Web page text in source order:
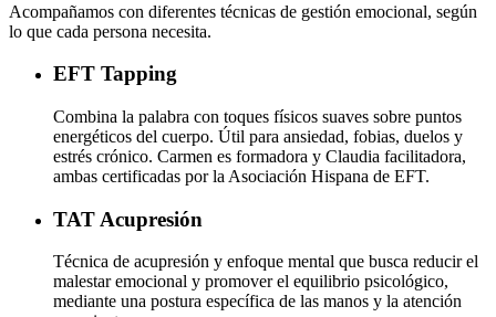
Acompañamos con diferentes técnicas de gestión emocional, según
lo que cada persona necesita.
EFT Tapping
Combina la palabra con toques físicos suaves sobre puntos
energéticos del cuerpo. Útil para ansiedad, fobias, duelos y
estrés crónico. Carmen es formadora y Claudia facilitadora,
ambas certificadas por la Asociación Hispana de EFT.
TAT Acupresión
Técnica de acupresión y enfoque mental que busca reducir el
malestar emocional y promover el equilibrio psicológico,
mediante una postura específica de las manos y la atención